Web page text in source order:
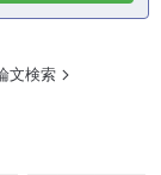
文検索